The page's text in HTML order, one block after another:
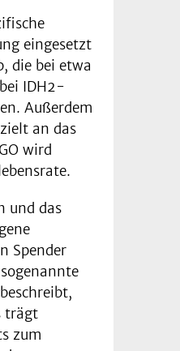
eingesetzt
die bei etwa
IDH2-
Außerdem
an das
wird
und das
Spender
trägt
zum